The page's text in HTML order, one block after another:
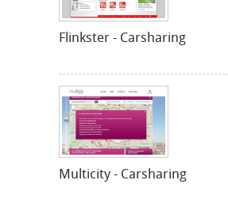
Flinkster - Carsharing
Multicity - Carsharing